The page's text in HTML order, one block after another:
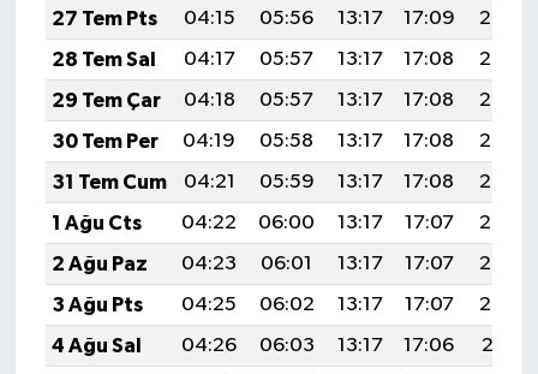
27 Tem Pts
04:15 05:56 13:17 17:09
20:28
28 Tem Sal
04:17 05:57 13:17 17:08
20:27
29 Tem Çar
04:18 05:57 13:17 17:08
20:27
30 Tem Per
04:19 05:58 13:17 17:08
20:26
31 Tem Cum
04:21 05:59 13:17 17:08
20:25
1 Ağu Cts
04:22 06:00 13:17 17:07
20:24
2 Ağu Paz
04:23 06:01 13:17 17:07
20:23
3 Ağu Pts
04:25 06:02 13:17 17:07
20:22
4 Ağu Sal
04:26 06:03 13:17 17:06
20:21